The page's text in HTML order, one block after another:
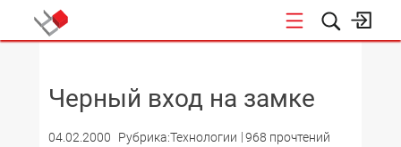
Черный вход на замке
04.02.2000 Рубрика:Технологии 968 прочтений